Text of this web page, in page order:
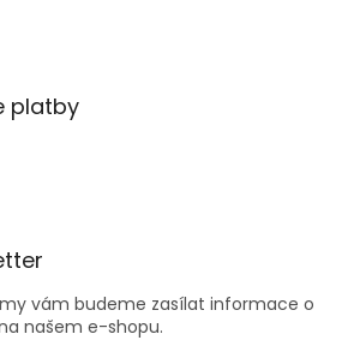
platby
vám budeme zasílat informace o
našem e-shopu.